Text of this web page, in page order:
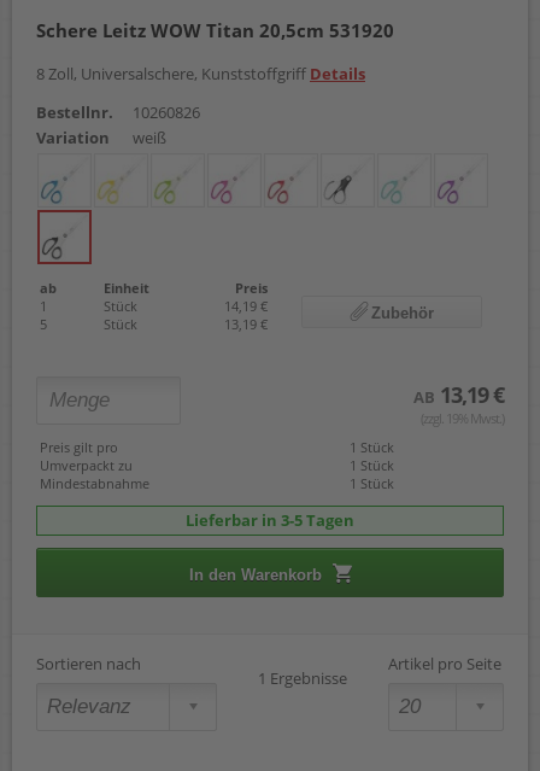
Schere Leitz WOW Titan 20,5cm 531920
8 Zoll, Universalschere, Kunststoffgriff Details
Bestellnr.
10260826
Variation
weiß
ab Einheit
Preis
1
Stück
14,19 €
5
Stück 13,19 €
Zubehör
AB 13,19 €
(zzgl. 19% Mwst.)
Preis gilt pro
1 Stück
Umverpackt zu
1 Stück
Mindestabnahme
1 Stück
Lieferbar in 3-5 Tagen
In den Warenkorb
Sortieren nach
1 Ergebnisse
Artikel pro Seite